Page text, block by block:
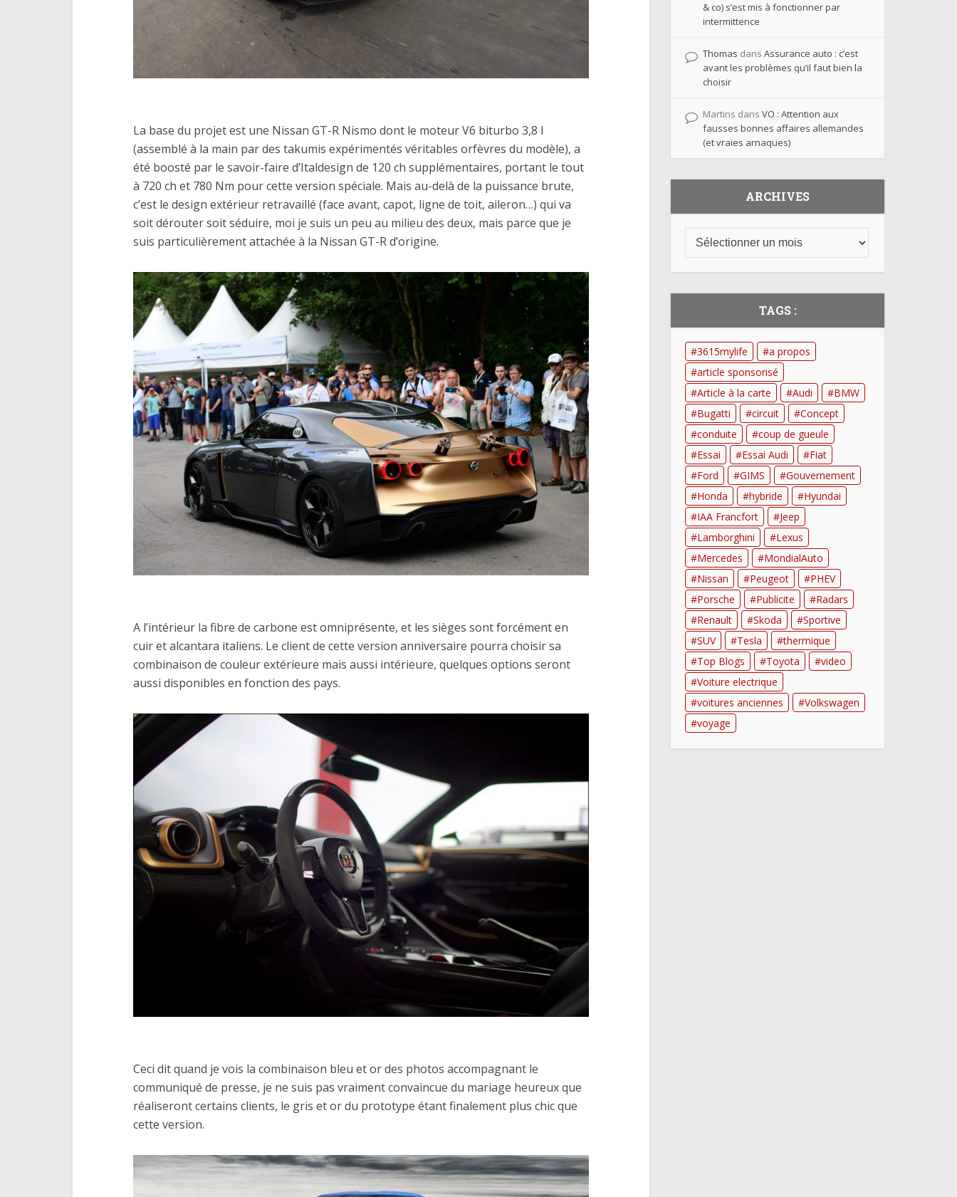
La base du projet est une Nissan GT-R Nismo dont le moteur V6 biturbo 3,8 l
(assemblé à la main par des takumis expérimentés véritables orfèvres du modèle), a
été boosté par le savoir-faire d’Italdesign de 120 ch supplémentaires, portant le tout
à 720 ch et 780 Nm pour cette version spéciale. Mais au-delà de la puissance brute,
c’est le design extérieur retravaillé (face avant, capot, ligne de toit, aileron…) qui va
soit dérouter soit séduire, moi je suis un peu au milieu des deux, mais parce que je
suis particulièrement attachée à la Nissan GT-R d’origine.
A l’intérieur la fibre de carbone est omniprésente, et les sièges sont forcément en
cuir et alcantara italiens. Le client de cette version anniversaire pourra choisir sa
combinaison de couleur extérieure mais aussi intérieure, quelques options seront
aussi disponibles en fonction des pays.
Ceci dit quand je vois la combinaison bleu et or des photos accompagnant le
communiqué de presse, je ne suis pas vraiment convaincue du mariage heureux que
réaliseront certains clients, le gris et or du prototype étant finalement plus chic que
cette version.
& co) s’est mis à fonctionner par
intermittence
Thomas dans Assurance auto : c’est
avant les problèmes qu’il faut bien la
choisir
Martins dans VO : Attention aux
fausses bonnes affaires allemandes
(et vraies arnaques)
ARCHIVES
TAGS :
3615mylife
a propos
article sponsorisé
Article à la carte
Audi
BMW
Bugatti
circuit
Concept
conduite
coup de gueule
Essai
Essai Audi
Fiat
Ford
GIMS
Gouvernement
Honda
hybride
Hyundai
IAA Francfort
Jeep
Lamborghini
Lexus
Mercedes
MondialAuto
Nissan
Peugeot
PHEV
Porsche
Publicite
Radars
Renault
Skoda
Sportive
SUV
Tesla
thermique
Top Blogs
Toyota
video
Voiture electrique
voitures anciennes
Volkswagen
voyage